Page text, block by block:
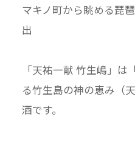
マキノ町から眺める琵
出
「天祐一献 竹生嶋」
る竹生島の神の恵み（
酒です。